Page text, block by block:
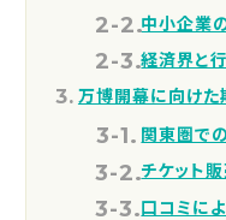
中小企業
経済界と
万博開幕に向けた
関東圏で
チケット
口コミに